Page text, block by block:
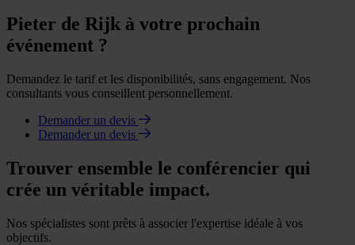
Pieter de Rijk à votre prochain
événement ?
Demandez le tarif et les disponibilités, sans engagement. Nos
consultants vous conseillent personnellement.
Demander un devis
Demander un devis
Trouver ensemble le conférencier qui
crée un véritable impact.
Nos spécialistes sont prêts à associer l'expertise idéale à vos
objectifs.